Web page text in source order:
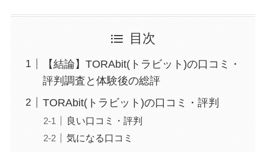
目次
【結論】TORAbit(トラビット)の口コミ・
評判調査と体験後の総評
TORAbit(トラビット)の口コミ・評判
良い口コミ・評判
気になる口コミ